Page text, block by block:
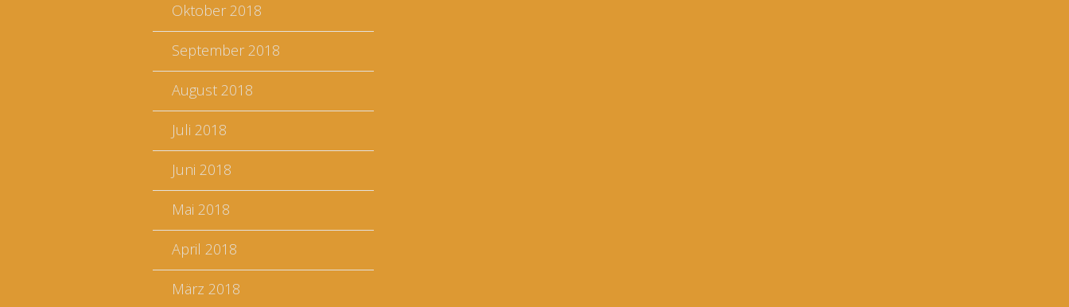
Oktober 2018
September 2018
August 2018
Juli 2018
Juni 2018
Mai 2018
April 2018
März 2018